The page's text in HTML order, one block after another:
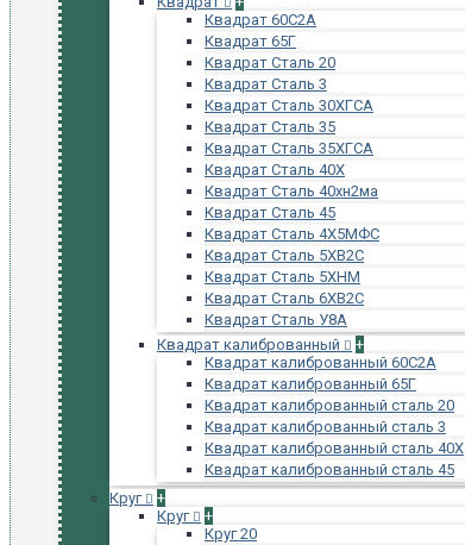
Квадрат 60С2А
Квадрат 65Г
Квадрат Сталь 20
Квадрат Сталь 3
Квадрат Сталь 30ХГСА
Квадрат Сталь 35
Квадрат Сталь 35ХГСА
Квадрат Сталь 40Х
Квадрат Сталь 40хн2ма
Квадрат Сталь 45
Квадрат Сталь 4Х5МФС
Квадрат Сталь 5ХВ2С
Квадрат Сталь 5ХНМ
Квадрат Сталь 6ХВ2С
Квадрат Сталь У8А
Квадрат калиброванный
+
Квадрат калиброванный 60С2А
Квадрат калиброванный 65Г
Квадрат калиброванный сталь 20
Квадрат калиброванный сталь 3
Квадрат калиброванный сталь 40Х
Квадрат калиброванный сталь 45
Круг
+
Круг
+
Круг 20